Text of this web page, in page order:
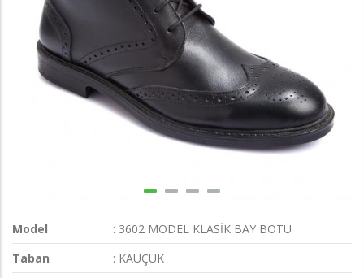
Model
: 3602 MODEL KLASİK BAY BOTU
Taban
: KAUÇUK